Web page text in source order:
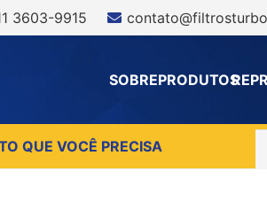
3603-9915
SOBREPRODUTOS
QUE VOCÊ PRECISA